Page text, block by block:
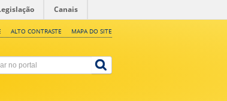
Canais
ALTO CONTRASTE MAPA DO SITE